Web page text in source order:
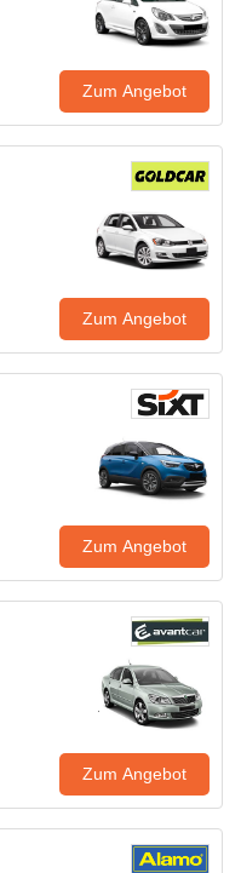
Zum Angebot
Zum Angebot
Zum Angebot
Zum Angebot